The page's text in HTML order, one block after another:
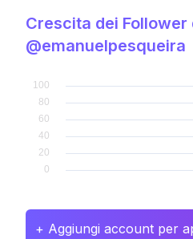
Crescita dei Follower
@emanuelpesqueira
+ Aggiungi account per